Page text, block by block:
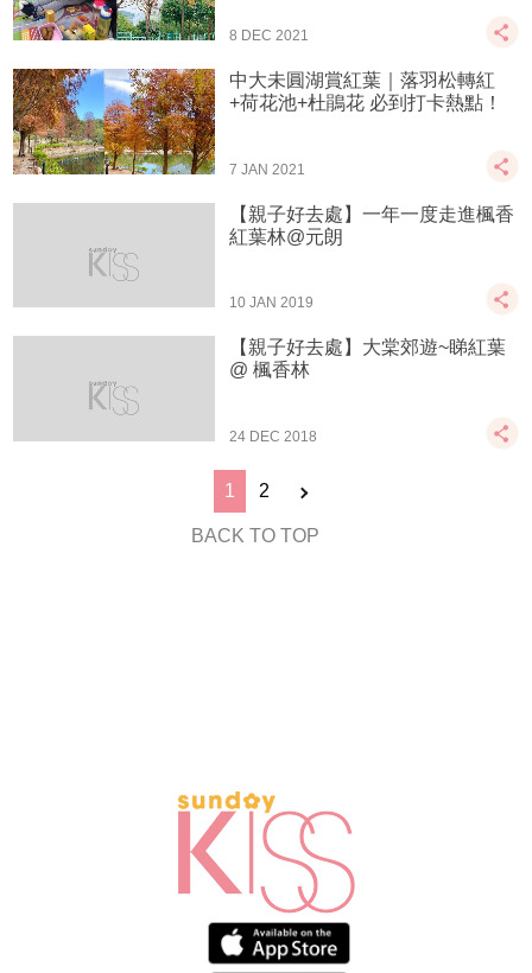
8 DEC 2021
中大未圓湖賞紅葉｜落羽松轉紅
+荷花池+杜鵑花 必到打卡熱點！
7 JAN 2021
【親子好去處】一年一度走進楓香
紅葉林@元朗
10 JAN 2019
【親子好去處】大棠郊遊~睇紅葉
@ 楓香林
24 DEC 2018
1 2
BACK TO TOP